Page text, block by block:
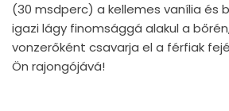
(30 msdperc) a kellemes vanília és
igazi lágy finomsággá alakul a
vonzerőként csavarja el a férfiak
Ön rajongójává!